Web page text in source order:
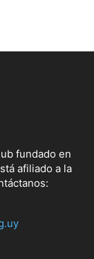
fundado en
afiliado a la